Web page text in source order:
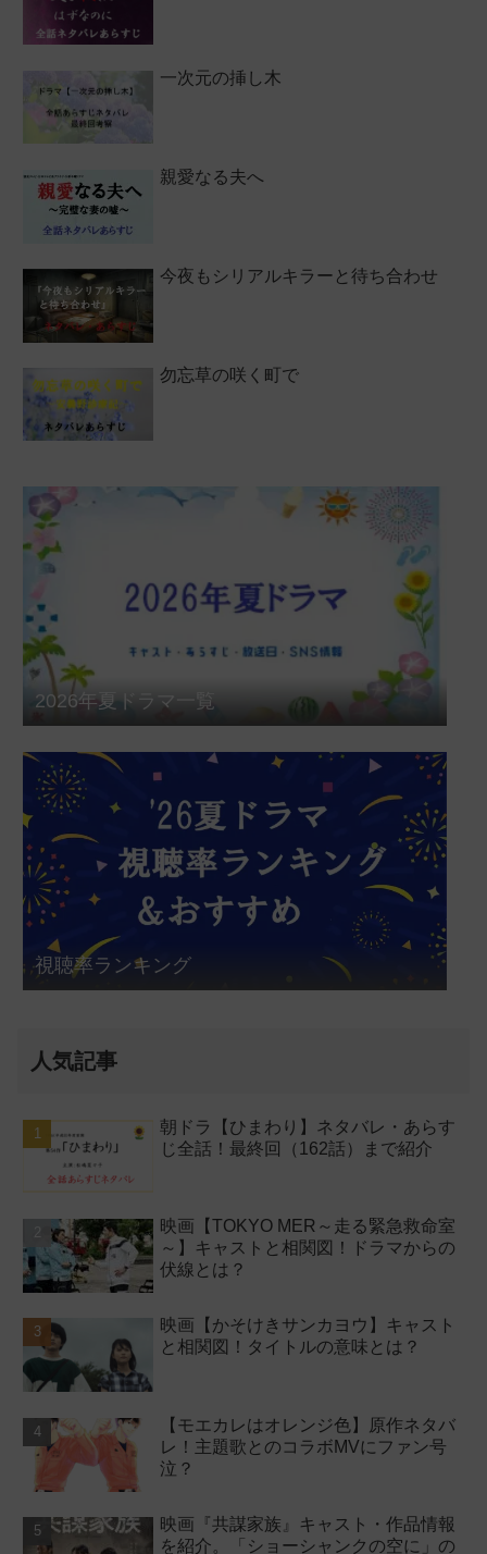
一次元の挿し木
親愛なる夫へ
今夜もシリアルキラーと待ち合わせ
勿忘草の咲く町で
2026年夏ドラマ一覧
視聴率ランキング
人気記事
朝ドラ【ひまわり】ネタバレ・あらす
じ全話！最終回（162話）まで紹介
映画【TOKYO MER～走る緊急救命室
～】キャストと相関図！ドラマからの
伏線とは？
映画【かそけきサンカヨウ】キャスト
と相関図！タイトルの意味とは？
【モエカレはオレンジ色】原作ネタバ
レ！主題歌とのコラボMVにファン号
泣？
映画『共謀家族』キャスト・作品情報
を紹介。「ショーシャンクの空に」の